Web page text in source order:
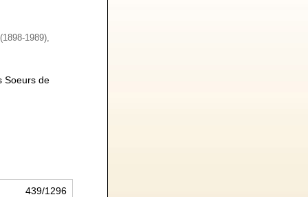
1989),
Soeurs de
439/1296